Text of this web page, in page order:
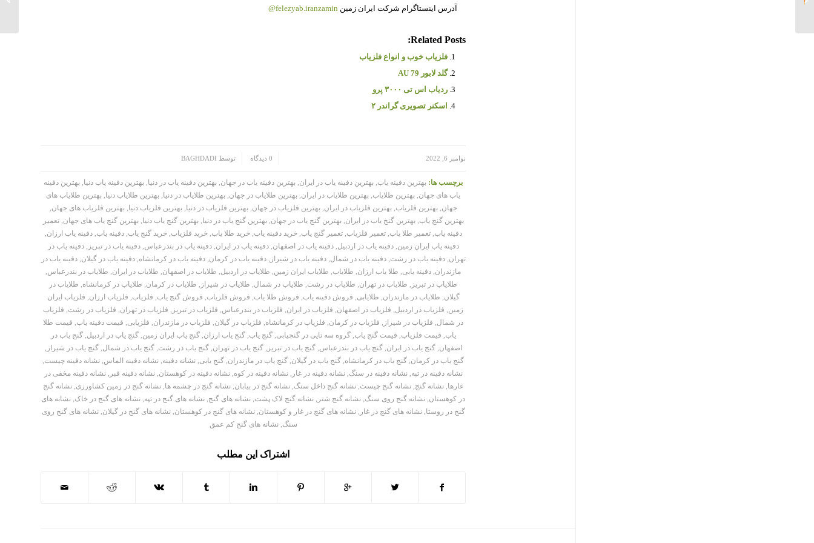
آدرس اینستاگرام شرکت ایران زمین felezyab.iranzamin@
Related Posts:
فلزیاب خوب و انواع فلزیاب
گلد لابور AU 79
ردیاب اس تی ۳۰۰۰ پرو
اسکنر تصویری گراندر ۲
نوامبر 6, 2022 0 دیدگاه توسط BAGHDADI
برچسب ها: بهترین دفینه یاب, بهترین دفینه یاب در ایران, بهترین دفینه یاب در جهان, بهترین دفینه یاب در دنیا, بهترین دفینه یاب دنیا, بهترین دفینه
یاب های جهان, بهترین طلایاب, بهترین طلایاب در ایران, بهترین طلایاب در جهان, بهترین طلایاب در دنیا, بهترین طلایاب دنیا, بهترین طلایاب های
جهان,بهترین فلزیاب,بهترین فلزیاب در ایران,بهترین فلزیاب در جهان,بهترین فلزیاب در دنیا,بهترین فلزیاب دنیا,بهترین فلزیاب های جهان,
بهترین گنج یاب,بهترین گنج یاب در ایران,بهترین گنج یاب در جهان,بهترین گنج یاب در دنیا,بهترین گنج یاب دنیا,بهترین گنج یاب های جهان,تعمیر
دفینه یاب,تعمیر طلا یاب,تعمیر فلزیاب,تعمیر گنج یاب,خرید دفینه یاب,خرید طلا یاب,خرید فلزیاب,خرید گنج یاب,دفینه یاب,دفینه یاب ارزان,
دفینه یاب ایران زمین,دفینه یاب در اردبیل,دفینه یاب در اصفهان,دفینه یاب در ایران,دفینه یاب در بندرعباس,دفینه یاب در تبریز ,دفینه یاب در
تهران,دفینه یاب در رشت,دفینه یاب در شمال,دفینه یاب در شیراز ,دفینه یاب در کرمان,دفینه یاب در کرمانشاه,دفینه یاب در گیلان,دفینه یاب در
مازندران, دفینه یابی, طلا یاب ارزان, طلایاب, طلایاب ایران زمین, طلایاب در اردبیل, طلایاب در اصفهان, طلایاب در ایران, طلایاب در بندرعباس,
طلایاب در تبریز , طلایاب در تهران, طلایاب در رشت, طلایاب در شمال, طلایاب در شیراز , طلایاب در کرمان, طلایاب در کرمانشاه, طلایاب در
گیلان, طلایاب در مازندران, طلایابی, فروش دفینه یاب, فروش طلا یاب, فروش فلزیاب, فروش گنج یاب, فلزیاب, فلزیاب ارزان, فلزیاب ایران
زمین, فلزیاب در اردبیل, فلزیاب در اصفهان, فلزیاب در ایران, فلزیاب در بندرعباس, فلزیاب در تبریز , فلزیاب در تهران, فلزیاب در رشت, فلزیاب
در شمال, فلزیاب در شیراز , فلزیاب در کرمان, فلزیاب در کرمانشاه, فلزیاب در گیلان, فلزیاب در مازندران, فلزیابی, قیمت دفینه یاب, قیمت طلا
یاب, قیمت فلزیاب, قیمت گنج یاب, گروه سه تايی در گنجیابی, گنج یاب, گنج یاب ارزان, گنج یاب ایران زمین, گنج یاب در اردبیل, گنج یاب در
اصفهان, گنج یاب در ایران, گنج یاب در بندرعباس, گنج یاب در تبریز , گنج یاب در تهران, گنج یاب در رشت, گنج یاب در شمال, گنج یاب در شیراز ,
گنج یاب در کرمان, گنج یاب در کرمانشاه, گنج یاب در گیلان, گنج یاب در مازندران, گنج یابی, نشانه دفینه, نشانه دفینه الماس, نشانه دفینه چیست,
نشانه دفینه در تپه,نشانه دفینه در سنگ,نشانه دفینه در غار ,نشانه دفینه در کوه,نشانه دفینه در کوهستان,نشانه دفینه قبر ,نشانه دفینه مخفی در
غارها, نشانه گنج, نشانه گنج چیست, نشانه گنج داخل سنگ, نشانه گنج در بیابان, نشانه گنج در چشمه ها, نشانه گنج در زمین کشاورزی, نشانه گنج
در کوهستان, نشانه گنج روی سنگ, نشانه گنج شتر , نشانه گنج لاک پشت, نشانه های گنج, نشانه های گنج در تپه, نشانه های گنج در خاک, نشانه های
گنج در روستا,نشانه های گنج در غار ,نشانه های گنج در غار و کوهستان,نشانه های گنج در کوهستان,نشانه های گنج در گیلان,نشانه های گنج روی
سنگ,نشانه های گنج کم عمق
اشتراک این مطلب